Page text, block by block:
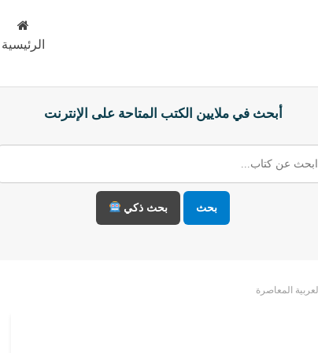
الرئيسية
أبحث في ملايين الكتب المتاحة على الإنترنت
بحث بحث ذكي
المعاصرة